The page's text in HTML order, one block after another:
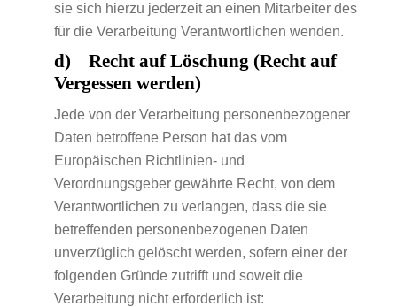
sie sich hierzu jederzeit an einen Mitarbeiter des
für die Verarbeitung Verantwortlichen wenden.
d) Recht auf Löschung (Recht auf
Vergessen werden)
Jede von der Verarbeitung personenbezogener
Daten betroffene Person hat das vom
Europäischen Richtlinien- und
Verordnungsgeber gewährte Recht, von dem
Verantwortlichen zu verlangen, dass die sie
betreffenden personenbezogenen Daten
unverzüglich gelöscht werden, sofern einer der
folgenden Gründe zutrifft und soweit die
Verarbeitung nicht erforderlich ist: